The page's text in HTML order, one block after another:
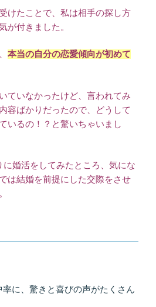
けたことで、私は相手の探し方
が付きました。
本当の自分の恋愛傾向が初めて
ていなかったけど、言われてみ
容ばかりだったので、どうして
いるの！？と驚いちゃいまし
婚活をしてみたところ、気にな
は結婚を前提にした交際をさせ
に、驚きと喜びの声がたくさん